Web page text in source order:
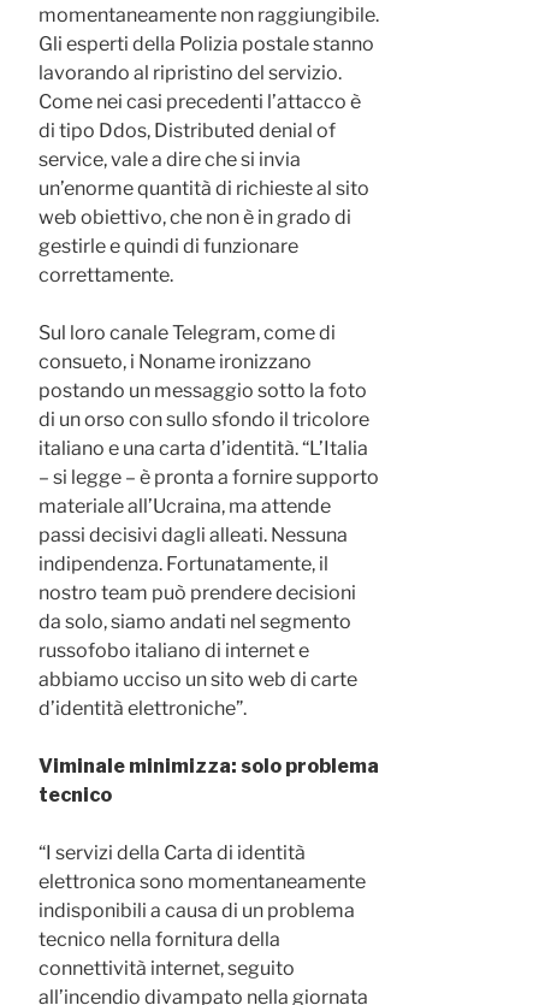
momentaneamente non raggiungibile.
Gli esperti della Polizia postale stanno
lavorando al ripristino del servizio.
Come nei casi precedenti l’attacco è
di tipo Ddos, Distributed denial of
service, vale a dire che si invia
un’enorme quantità di richieste al sito
web obiettivo, che non è in grado di
gestirle e quindi di funzionare
correttamente.
Sul loro canale Telegram, come di
consueto, i Noname ironizzano
postando un messaggio sotto la foto
di un orso con sullo sfondo il tricolore
italiano e una carta d’identità. “L’Italia
– si legge – è pronta a fornire supporto
materiale all’Ucraina, ma attende
passi decisivi dagli alleati. Nessuna
indipendenza. Fortunatamente, il
nostro team può prendere decisioni
da solo, siamo andati nel segmento
russofobo italiano di internet e
abbiamo ucciso un sito web di carte
d’identità elettroniche”.
Viminale minimizza: solo problema
tecnico
“I servizi della Carta di identità
elettronica sono momentaneamente
indisponibili a causa di un problema
tecnico nella fornitura della
connettività internet, seguito
all’incendio divampato nella giornata